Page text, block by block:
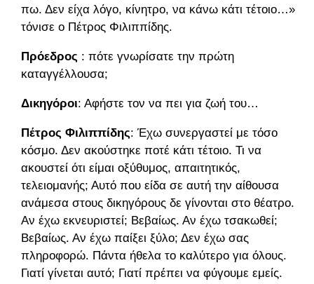
πω. Δεν είχα λόγο, κίνητρο, να κάνω κάτι τέτοιο…»
τόνισε ο Πέτρος Φιλιππίδης.
Πρόεδρος : πότε γνωρίσατε την πρώτη
καταγγέλλουσα;
Δικηγόροι: Αφήστε τον να πει για ζωή του…
Πέτρος Φιλιππίδης: Έχω συνεργαστεί με τόσο
κόσμο. Δεν ακούστηκε ποτέ κάτι τέτοιο. Τι να
ακουστεί ότι είμαι οξύθυμος, απαιτητικός,
τελειομανής; Αυτό που είδα σε αυτή την αίθουσα
ανάμεσα στους δικηγόρους δε γίνονται στο θέατρο.
Αν έχω εκνευριστεί; Βεβαίως. Αν έχω τσακωθεί;
Βεβαίως. Αν έχω παίξει ξύλο; Δεν έχω σας
πληροφορώ. Πάντα ήθελα το καλύτερο για όλους.
Γιατί γίνεται αυτό; Γιατί πρέπει να φύγουμε εμείς.